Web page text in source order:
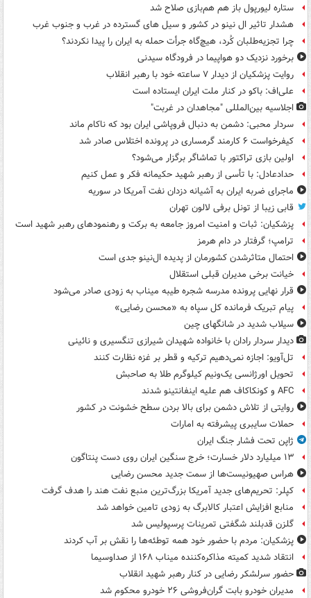
ستاره لیورپول باز هم هم‌بازی صلاح شد
هشدار تاثیر ال نینو در کشور و سیل های گسترده در غرب و جنوب غرب
چرا تجزیه‌طلبان کُرد، هیچ‌گاه جرأت حمله به ایران را پیدا نکردند؟
برخورد نزدیک دو هواپیما در فرودگاه سیدنی
روایت پزشکیان از دیدار ۷ ساعته خود با رهبر انقلاب
علی‌اف: باکو در کنار ملت ایران ایستاده است
اجلاسیه بین‌المللی "مجاهدان در غربت"
سردار محبی: دشمن به دنبال فروپاشی ایران بود که ناکام ماند
کیفرخواست ۶ کارمند گرمساری در پرونده اختلاس صادر شد
اولین بازی تراکتور با تماشاگر برگزار می‌شود؟
حدادعادل: با تأسی از رهبر شهید حکیمانه فکر و عمل کنیم
ماجرای ضربه ایران به آشیانه دزدان نفت آمریکا در سوریه
قابی زیبا از تونل برفی لالون تهران
پزشکیان: ثبات و امنیت امروز جامعه به برکت و رهنمودهای رهبر شهید است
ترامپ؛ گرفتار در دام هرمز
احتمال متاثرشدن کشورمان از پدیده ال‌نینو جدی است
خیانت برخی مدیران قبلی استقلال
قرار نهایی پرونده مدرسه شجره طیبه میناب به زودی صادر می‌شود
پیام تبریک فرمانده کل سپاه به «محسن رضایی»
سیلاب شدید در شانگهای چین
دیدار سردار رادان با خانواده‌ شهیدان شیرازی تنگسیری و نائینی
تل‌آویو: اجازه نمی‌دهیم ترکیه و قطر بر غزه نظارت کنند
تحویل اورژانسی یک‌ونیم کیلوگرم طلا به صاحبش
AFC و کونکاکاف هم علیه اینفانتینو شدند
روایتی از تلاش دشمن برای بالا بردن سطح خشونت در کشور
حملات سایبری پیشرفته به امارات
ژاپن تحت فشار جنگ ایران
۱۳ میلیارد دلار خسارت؛ خرج سنگین ایران روی دست پنتاگون
هراس صهیونیست‌ها از سمت جدید محسن رضایی
کپلر: تحریم‌های جدید آمریکا بزرگ‌ترین منبع نفت هند را هدف گرفت
منابع افزایش اعتبار کالابرگ به زودی تامین خواهد شد
گلزن قدبلند شگفتی تمرینات پرسپولیس شد
پزشکیان: مردم با حضور خود همه توطئه‌ها را نقش بر آب کردند
انتقاد شدید کمیته مذاکره‌کننده میناب ۱۶۸ از صداوسیما
حضور سرلشکر رضایی در کنار رهبر شهید انقلاب
مدیران خودرو بابت گران‌فروشی ۲۶ خودرو محکوم شد